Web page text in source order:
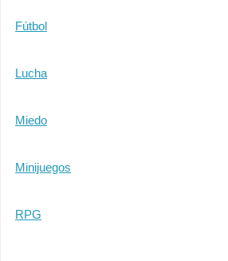
Fútbol
Lucha
Miedo
Minijuegos
RPG